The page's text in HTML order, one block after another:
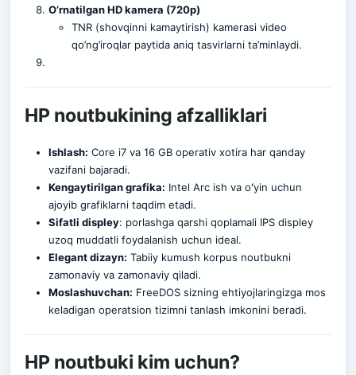
O’rnatilgan HD kamera (720p)
TNR (shovqinni kamaytirish) kamerasi video
qo’ng’iroqlar paytida aniq tasvirlarni ta’minlaydi.
HP noutbukining afzalliklari
Ishlash: Core i7 va 16 GB operativ xotira har qanday
vazifani bajaradi.
Kengaytirilgan grafika: Intel Arc ish va oʻyin uchun
ajoyib grafiklarni taqdim etadi.
Sifatli displey: porlashga qarshi qoplamali IPS displey
uzoq muddatli foydalanish uchun ideal.
Elegant dizayn: Tabiiy kumush korpus noutbukni
zamonaviy va zamonaviy qiladi.
Moslashuvchan: FreeDOS sizning ehtiyojlaringizga mos
keladigan operatsion tizimni tanlash imkonini beradi.
HP noutbuki kim uchun?